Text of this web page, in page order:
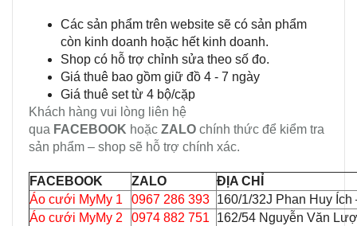
Các sản phẩm trên website sẽ có sản phẩm
còn kinh doanh hoặc hết kinh doanh.
Shop có hỗ trợ chỉnh sửa theo số đo.
Giá thuê bao gồm giữ đồ 4 - 7 ngày
Giá thuê set từ 4 bộ/cặp
Khách hàng vui lòng liên hệ
qua FACEBOOK hoặc ZALO chính thức để kiểm tra
sản phẩm – shop sẽ hỗ trợ chính xác.
FACEBOOK ZALO
ĐỊA CHỈ
Áo cưới MyMy 1
0967 286 393 160/1/32J Phan Huy
Áo cưới MyMy 2
0974 882 751
162/54 Nguyễn Văn